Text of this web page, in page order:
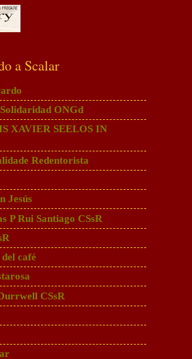
a Scalar
ONGd
XAVIER SEELOS IN
Redentorista
Jesús
P Rui Santiago CSsR
café
CSsR